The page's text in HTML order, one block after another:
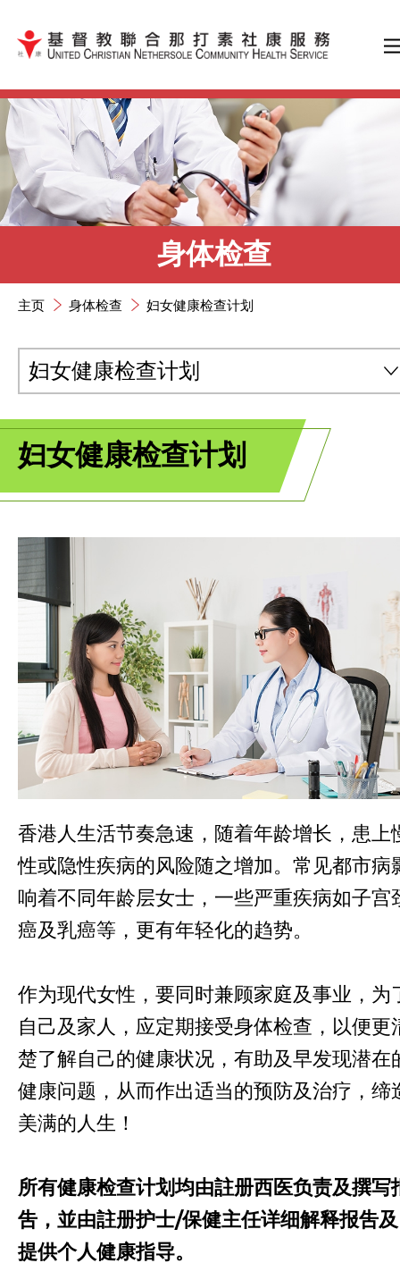
跳到内容（按输入键）
身体检查
主页 身体检查 妇女健康检查计划
妇女健康检查计划
妇女健康检查计划
香港人生活节奏急速，随着年龄增长，患上
性或隐性疾病的风险随之增加。常见都市病
响着不同年龄层女士，一些严重疾病如子宫
癌及乳癌等，更有年轻化的趋势。
作为现代女性，要同时兼顾家庭及事业，为
自己及家人，应定期接受身体检查，以便更
楚了解自己的健康状况，有助及早发现潜在
健康问题，从而作出适当的预防及治疗，缔
美满的人生！
所有健康检查计划均由註册西医负责及撰写
吿，並由註册护士/保健主任详细解释报吿及
提供个人健康指导。